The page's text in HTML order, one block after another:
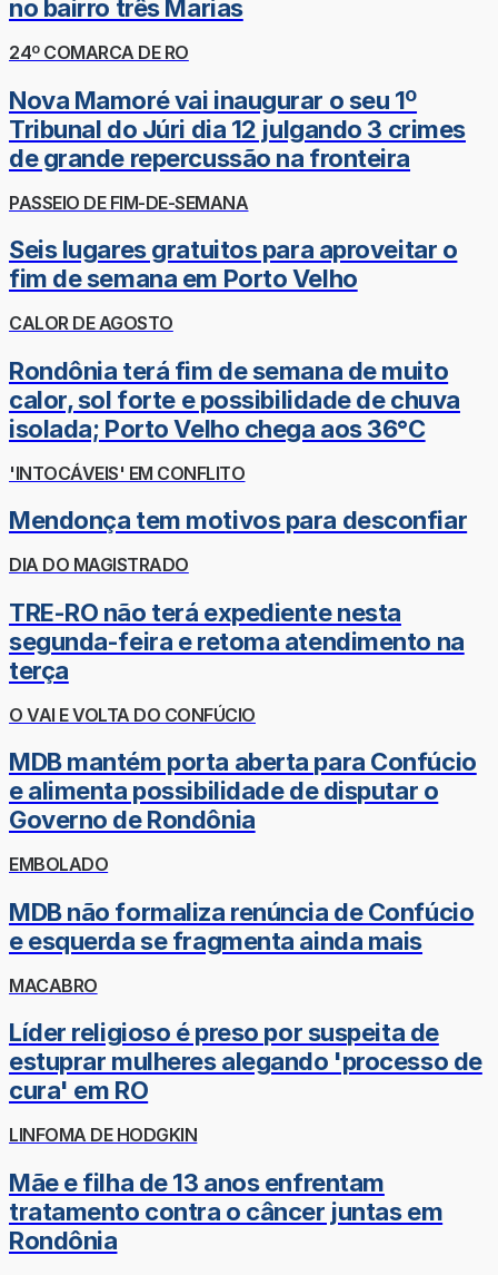
no bairro três Marias
24º COMARCA DE RO
Nova Mamoré vai inaugurar o seu 1º
Tribunal do Júri dia 12 julgando 3 crimes
de grande repercussão na fronteira
PASSEIO DE FIM-DE-SEMANA
Seis lugares gratuitos para aproveitar o
fim de semana em Porto Velho
CALOR DE AGOSTO
Rondônia terá fim de semana de muito
calor, sol forte e possibilidade de chuva
isolada; Porto Velho chega aos 36°C
'INTOCÁVEIS' EM CONFLITO
Mendonça tem motivos para desconfiar
DIA DO MAGISTRADO
TRE-RO não terá expediente nesta
segunda-feira e retoma atendimento na
terça
O VAI E VOLTA DO CONFÚCIO
MDB mantém porta aberta para Confúcio
e alimenta possibilidade de disputar o
Governo de Rondônia
EMBOLADO
MDB não formaliza renúncia de Confúcio
e esquerda se fragmenta ainda mais
MACABRO
Líder religioso é preso por suspeita de
estuprar mulheres alegando 'processo de
cura' em RO
LINFOMA DE HODGKIN
Mãe e filha de 13 anos enfrentam
tratamento contra o câncer juntas em
Rondônia